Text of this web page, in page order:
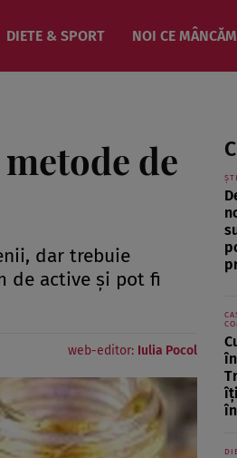
DIETE & SPORT NOI CE
de
dar trebuie
de active şi pot fi
web-editor: Iulia Pocol